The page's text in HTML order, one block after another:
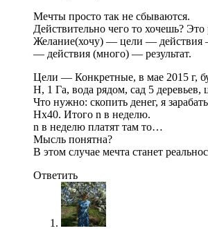
Мечты просто так не сбываются.
Действительно чего то хочешь? Это
Желание(хочу) — цели — действия
— действия (много) — результат.
Цели — Конкретные, в мае 2015 г,
Н, 1 Га, вода рядом, сад 5 деревьев,
Что нужно: скопить денег, я
Нх40. Итого n в неделю.
n в неделю платят там то…
Мысль понятна?
В этом случае мечта станет
Ответить